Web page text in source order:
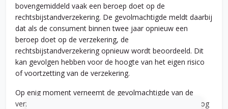
bovengemiddeld vaak een beroep doet op de
rechtsbijstandverzekering. De gevolmachtigde meldt daarbij
dat als de consument binnen twee jaar opnieuw een
beroep doet op de verzekering, de
rechtsbijstandverzekering opnieuw wordt beoordeeld. Dit
kan gevolgen hebben voor de hoogte van het eigen risico
of voortzetting van de verzekering.
Op enig moment verneemt de gevolmachtigde van de
verzekeraar dat de consument ná de waarschuwing alsnog